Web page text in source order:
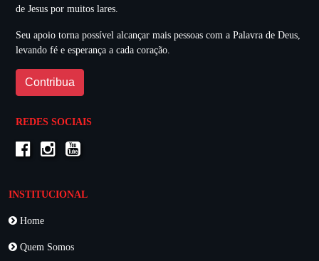
de Jesus por muitos lares.
Seu apoio torna possível alcançar mais pessoas com a Palavra de Deus,
levando fé e esperança a cada coração.
Contribua
REDES SOCIAIS
INSTITUCIONAL
Home
Quem Somos